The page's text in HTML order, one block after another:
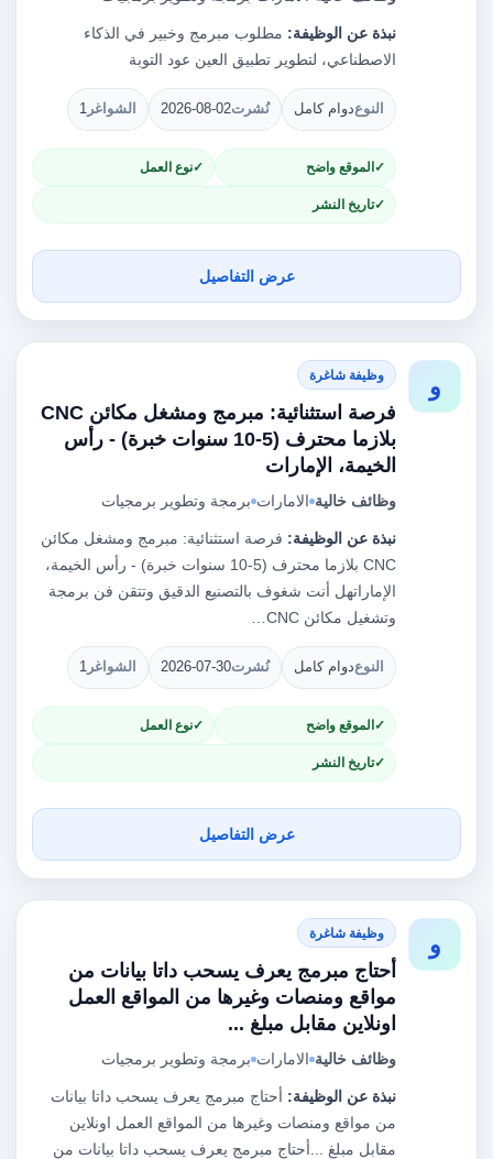
نبذة عن الوظيفة: مطلوب مبرمج وخبير في الذكاء
الاصطناعي، لتطوير تطبيق العين عود التوبة
النوعدوام كامل نُشرت2026-08-02 الشواغر 1
الموقع واضح نوع العمل
تاريخ النشر
عرض التفاصيل
و وظيفة شاغرة
فرصة استثنائية: مبرمج ومشغل مكائن CNC
بلازما محترف (5-10 سنوات خبرة) - رأس
الخيمة، الإمارات
وظائف خالية الامارات برمجة وتطوير برمجيات
نبذة عن الوظيفة: فرصة استثنائية: مبرمج ومشغل مكائن
CNC بلازما محترف (5-10 سنوات خبرة) - رأس الخيمة،
الإماراتهل أنت شغوف بالتصنيع الدقيق وتتقن فن برمجة
وتشغيل مكائن CNC…
النوعدوام كامل نُشرت2026-07-30 الشواغر 1
الموقع واضح نوع العمل
تاريخ النشر
عرض التفاصيل
و وظيفة شاغرة
أحتاج مبرمج يعرف يسحب داتا بيانات من
مواقع ومنصات وغيرها من المواقع العمل
اونلاين مقابل مبلغ ...
وظائف خالية الامارات برمجة وتطوير برمجيات
نبذة عن الوظيفة: أحتاج مبرمج يعرف يسحب داتا بيانات
من مواقع ومنصات وغيرها من المواقع العمل اونلاين
مقابل مبلغ ...أحتاج مبرمج يعرف يسحب داتا بيانات من